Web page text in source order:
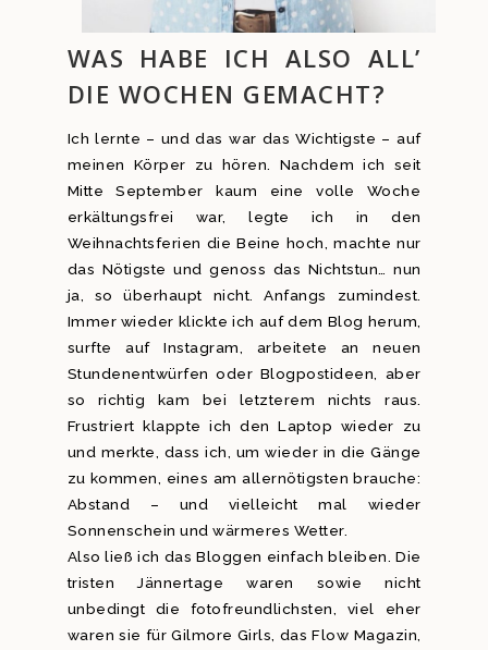
WAS HABE ICH ALSO ALL’
DIE WOCHEN GEMACHT?
Ich lernte – und das war das Wichtigste – auf
meinen Körper zu hören. Nachdem ich seit
Mitte September kaum eine volle Woche
erkältungsfrei war, legte ich in den
Weihnachtsferien die Beine hoch, machte nur
das Nötigste und genoss das Nichtstun… nun
ja, so überhaupt nicht. Anfangs zumindest.
Immer wieder klickte ich auf dem Blog herum,
surfte auf Instagram, arbeitete an neuen
Stundenentwürfen oder Blogpostideen, aber
so richtig kam bei letzterem nichts raus.
Frustriert klappte ich den Laptop wieder zu
und merkte, dass ich, um wieder in die Gänge
zu kommen, eines am allernötigsten brauche:
Abstand – und vielleicht mal wieder
Sonnenschein und wärmeres Wetter.
Also ließ ich das Bloggen einfach bleiben. Die
tristen Jännertage waren sowie nicht
unbedingt die fotofreundlichsten, viel eher
waren sie für Gilmore Girls, das Flow Magazin,